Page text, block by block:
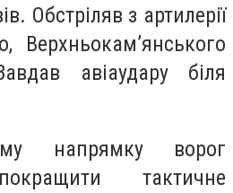
Обстріляв з артилерії
Верхньокам’янського
авіаудару біля
напрямку ворог
тактичне